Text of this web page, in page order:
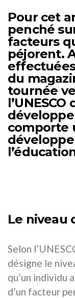
Pour cet
penché
facteurs
péjorent.
du
tournée
comporte
Le niveau
Selon
désigne le
qu’un individu
d’un facteur